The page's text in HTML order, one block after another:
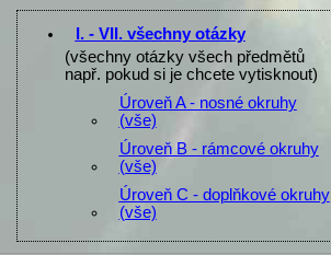
I. - VII. všechny otázky
(všechny otázky všech předmětů
např. pokud si je chcete vytisknout)
Úroveň A - nosné okruhy
(vše)
Úroveň B - rámcové okruhy
(vše)
Úroveň C - doplňkové okruhy
(vše)